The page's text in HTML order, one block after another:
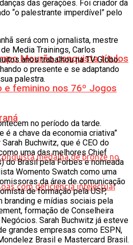
Mourão conquista títulos
e feminino nos 76º Jogos
das gerações. Foi criador da
“o palestrante imperdível” pelo
será com o jornalista, mestre
Media Trainings, Carlos
anos trabalhou na TV Globo.
o presente e se adaptando
palestra.
no período da tarde.
é a chave da economia criativa”
Buchwitz, que é CEO do
uma das melhores Chief
do Brasil pela Forbes e nomeada
Womento Swatch como uma
da área de comunicação
de formação pela USP,
branding e mídias sociais pela
formação de Conselheira
Sarah Buchwitz já esteve
grandes empresas como ESPN,
Brasil e Mastercard Brasil.